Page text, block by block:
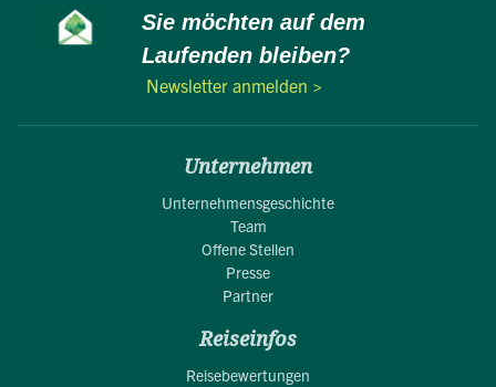
Sie möchten auf dem
Laufenden bleiben?
Newsletter anmelden >
Unternehmen
Unternehmensgeschichte
Team
Offene Stellen
Presse
Partner
Reiseinfos
Reisebewertungen